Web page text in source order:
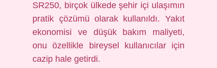
SR250, birçok ülkede şehir içi ulaşımın
pratik çözümü olarak kullanıldı. Yakıt
ekonomisi ve düşük bakım maliyeti,
onu özellikle bireysel kullanıcılar için
cazip hale getirdi.